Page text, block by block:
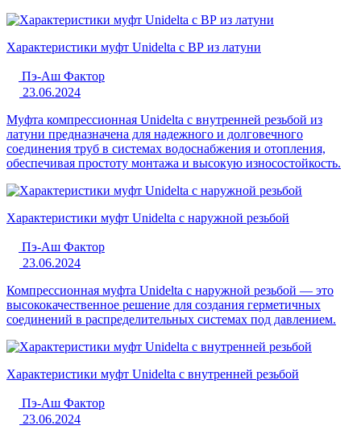
Характеристики муфт Unidelta с ВР из латуни
Пэ-Аш Фактор
23.06.2024
Муфта компрессионная Unidelta с внутренней резьбой из
латуни предназначена для надежного и долговечного
соединения труб в системах водоснабжения и отопления,
обеспечивая простоту монтажа и высокую износостойкость.
Характеристики муфт Unidelta с наружной резьбой
Пэ-Аш Фактор
23.06.2024
Компрессионная муфта Unidelta с наружной резьбой — это
высококачественное решение для создания герметичных
соединений в распределительных системах под давлением.
Характеристики муфт Unidelta с внутренней резьбой
Пэ-Аш Фактор
23.06.2024